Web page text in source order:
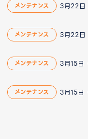
メンテナンス
メンテナンス 3月22日
メンテナンス 3月15日
メンテナンス 3月15日